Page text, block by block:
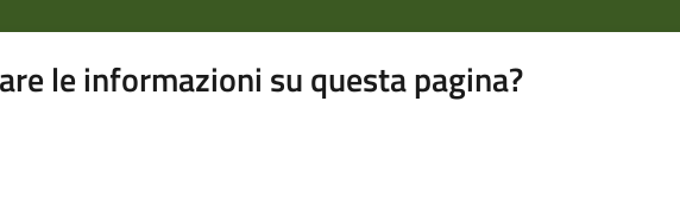
le informazioni su questa pagina?